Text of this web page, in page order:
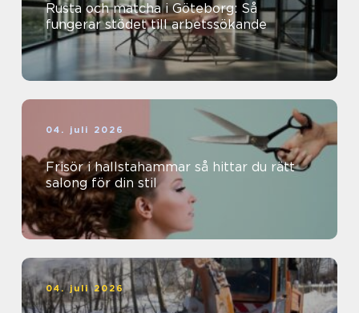
Rusta och matcha i Göteborg: Så
fungerar stödet till arbetssökande
04. juli 2026
Frisör i hallstahammar så hittar du rätt
salong för din stil
04. juli 2026